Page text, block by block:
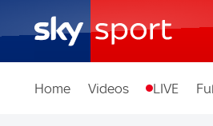
Home Videos LIVE